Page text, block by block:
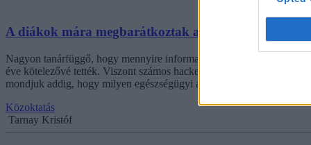
A diákok mára megbarátkoztak a KRÉTA-val, már
Nagyon tanárfüggő, hogy mennyire informatív és van olyan
éve kötelezővé tették. Viszont számos hackertámadás sem volt
mondjuk addig, hogy milyen egészségügyi adatok alapján mentették
Közoktatás
Tarnay Kristóf